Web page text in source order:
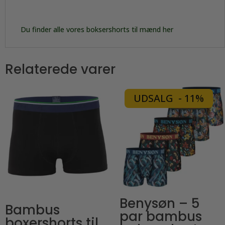
Du finder alle vores boksershorts til mænd her
Relaterede varer
Bambus
UDSALG - 11%
Benysøn – 5
par bambus